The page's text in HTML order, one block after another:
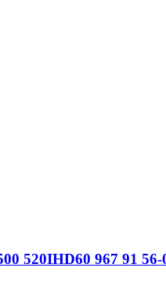
520IHD60 967 91 56-